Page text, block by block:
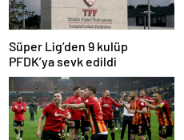
Süper Lig’den 9 kulüp
PFDK’ya sevk edildi